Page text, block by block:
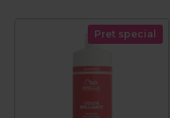
Pret special